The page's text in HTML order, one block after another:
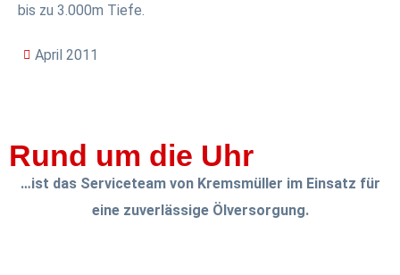
bis zu 3.000m Tiefe.
April 2011
Rund um die Uhr
…ist das Serviceteam von Kremsmüller im Einsatz für
eine zuverlässige Ölversorgung.